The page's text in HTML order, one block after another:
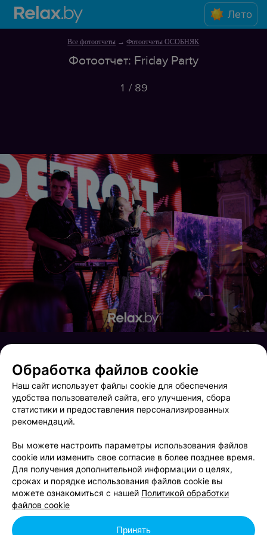
Лето
Все фотоотчеты →Фотоотчеты ОСОБНЯК
Фотоотчет: Friday Party
1 / 89
Акция Пушистого Добра Saturday party
Обработка файлов cookie
Наш сайт использует файлы cookie для обеспечения
удобства пользователей сайта, его улучшения, сбора
статистики и предоставления персонализированных
рекомендаций.
Вы можете настроить параметры использования файлов
cookie или изменить свое согласие в более позднее время.
Для получения дополнительной информации о целях,
сроках и порядке использования файлов cookie вы
можете ознакомиться с нашей Политикой обработки
файлов cookie
Принять